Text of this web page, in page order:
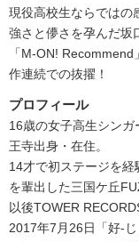
現役高校生ならではの
強さと儚さを孕んだ坂
「M-ON!
作連続での抜擢！
プロフィール
16歳の女子高生シン
王寺出身・在住。
14才で初ステージを
を輩出した三国ケ丘
以後TOWER
2017年7月26日「好-